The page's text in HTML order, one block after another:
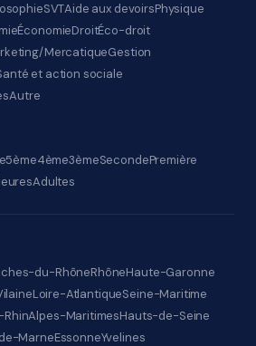
SVTAide aux devoirsPhysique
ÉconomieDroitÉco-droit
MercatiqueGestion
et action sociale
Autre
5ème4ème3èmeSecondePremière
Adultes
du-RhôneRhôneHaute-Garonne
Loire-AtlantiqueSeine-Maritime
RhinAlpes-MaritimesHauts-de-Seine
MarneEssonneYvelines